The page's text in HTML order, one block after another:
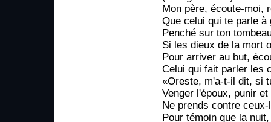
Mon père, écoute-moi,
Que celui qui te parle
Penché sur ton
Si les dieux de la mort
Pour arriver au but,
Celui qui fait parler les
«Oreste, m'a-t-il dit, si
Venger l'époux, punir
Ne prends contre
Pour témoin que la